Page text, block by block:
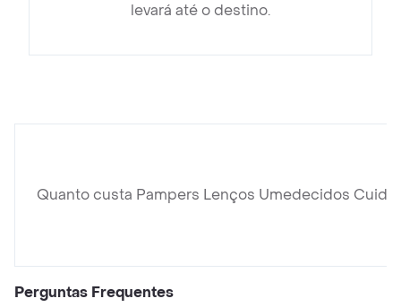
levará até o destino.
Quanto custa Pampers Lenços Umedecidos
Perguntas Frequentes